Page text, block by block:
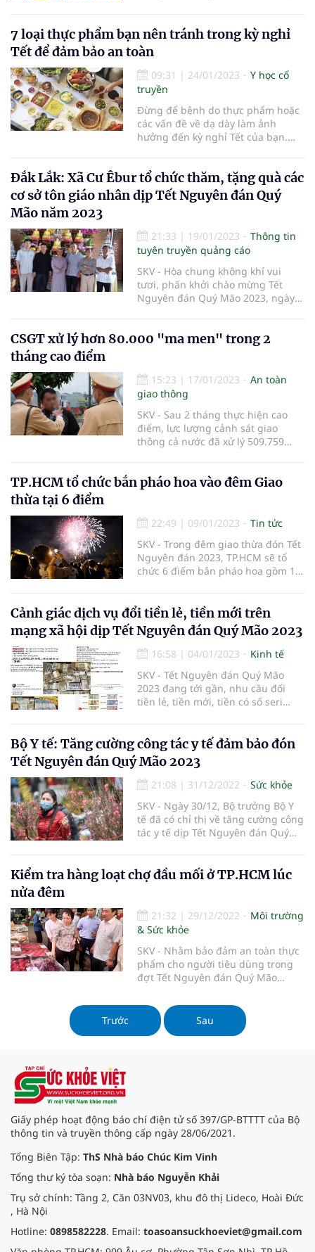
7 loại thực phẩm bạn nên tránh trong kỳ nghỉ
Tết để đảm bảo an toàn
09:31 | 24/01/2023
Y học cổ
truyền
Đừng để bệnh do thực phẩm hoặc
các vấn đề về dạ dày làm ảnh
hưởng đến kỳ nghỉ Tết của bạn.
Đắk Lắk: Xã Cư Êbur tổ chức thăm, tặng quà các
cơ sở tôn giáo nhân dịp Tết Nguyên đán Quý
Mão năm 2023
21:33 | 19/01/2023
Thông tin
tuyên truyền quảng cáo
SKV - Hòa chung không khí vui
tươi, phấn khởi chào mừng Tết
Nguyên đán Quý Mão 2023, ngày
Việt Nam xã Cư Êbur đã tổ chức
CSGT xử lý hơn 80.000 "ma men" trong 2
tháng cao điểm
15:23 | 17/01/2023
An toàn
giao thông
SKV - Sau 2 tháng thực hiện cao
điểm, lực lượng cảnh sát giao
thông cả nước đã xử lý 509.759
trường hợp vi phạm về nồng độ
TP.HCM tổ chức bắn pháo hoa vào đêm Giao
thừa tại 6 điểm
22:49 | 09/01/2023
Tin tức
SKV - Trong đêm giao thừa đón Tết
Nguyên đán 2023, TP.HCM sẽ tổ
chức 6 điểm bắn pháo hoa gồm 1
Cảnh giác dịch vụ đổi tiền lẻ, tiền mới trên
mạng xã hội dịp Tết Nguyên đán Quý Mão 2023
16:58 | 04/01/2023
Kinh tế
SKV - Tết Nguyên đán Quý Mão
2023 đang tới gần, nhu cầu đổi
tiền lẻ, tiền mới, tiền có số seri
dụng việc đổi tiền lẻ để kiếm lời.
Đây là hành vi vi phạm pháp luật
nhưng một số đối tượng vẫn công
khai “tiếp thị” trên các nền tảng
mạng xã hội.
Bộ Y tế: Tăng cường công tác y tế đảm bảo đón
Tết Nguyên đán Quý Mão 2023
21:08 | 31/12/2022
Sức khỏe
SKV - Ngày 30/12, Bộ trưởng Bộ Y
tế đã có chỉ thị về tăng cường công
tác y tế dịp Tết Nguyên đán Quý
đầu.
Kiểm tra hàng loạt chợ đầu mối ở TP.HCM lúc
nửa đêm
21:32 | 29/12/2022
Môi trường
& Sức khỏe
SKV - Nhằm bảo đảm an toàn thực
phẩm cho người tiêu dùng trong
đợt Tết Nguyên đán Quý Mão
phẩm TP.HCM đã bất ngờ kiểm tra
tại các chợ truyền thống, đầu mối
trên địa bàn.
Trước Sau
Giấy phép hoạt động báo chí điện tử số 397/GP-BTTTT của Bộ
thông tin và truyền thông cấp ngày 28/06/2021.
Tổng Biên Tập: ThS Nhà báo Chúc Kim Vinh
Tổng thư ký tòa soạn: Nhà báo Nguyễn Khải
Trụ sở chính: Tầng 2, Căn 03NV03, khu đô thị Lideco, Hoài Đức
, Hà Nội
Hotline: 0898582228. Email: toasoansuckhoeviet@gmail.com